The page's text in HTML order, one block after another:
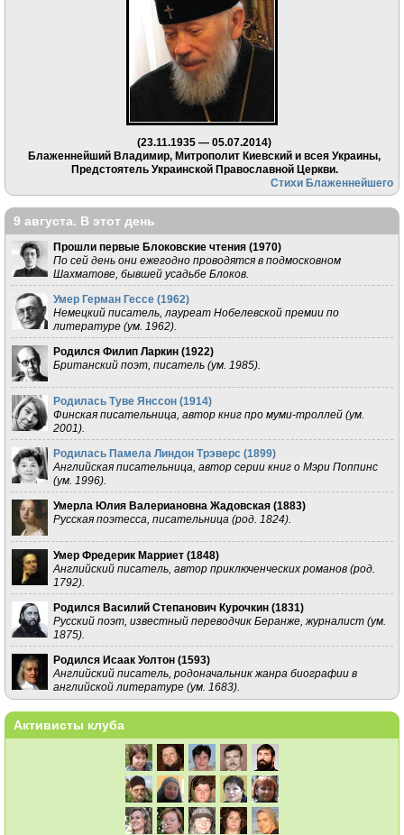
(23.11.1935 — 05.07.2014)
Блаженнейший Владимир, Митрополит Киевский и всея Украины,
Предстоятель Украинской Православной Церкви.
Стихи Блаженнейшего
9 августа. В этот день
Прошли первые Блоковские чтения (1970)
По сей день они ежегодно проводятся в подмосковном
Шахматове, бывшей усадьбе Блоков.
Умер Герман Гессе (1962)
Немецкий писатель, лауреат Нобелевской премии по
литературе (ум. 1962).
Родился Филип Ларкин (1922)
Британский поэт, писатель (ум. 1985).
Родилась Туве Янссон (1914)
Финская писательница, автор книг про муми-троллей (ум.
2001).
Родилась Памела Линдон Трэверс (1899)
Английская писательница, автор серии книг о Мэри Поппинс
(ум. 1996).
Умерла Юлия Валериановна Жадовская (1883)
Русская поэтесса, писательница (род. 1824).
Умер Фредерик Марриет (1848)
Английский писатель, автор приключенческих романов (род.
1792).
Родился Василий Степанович Курочкин (1831)
Русский поэт, известный переводчик Беранже, журналист (ум.
1875).
Родился Исаак Уолтон (1593)
Английский писатель, родоначальник жанра биографии в
английской литературе (ум. 1683).
Активисты клуба